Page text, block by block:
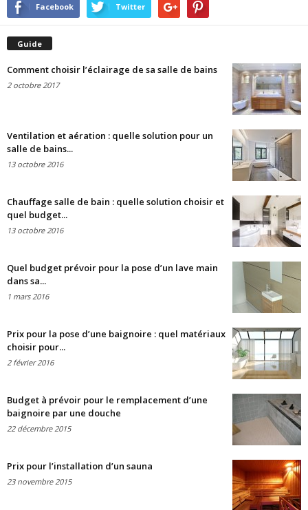
Facebook Twitter
Guide
Comment choisir l’éclairage de sa salle de bains
2 octobre 2017
Ventilation et aération : quelle solution pour un
salle de bains...
13 octobre 2016
Chauffage salle de bain : quelle solution choisir et
quel budget...
13 octobre 2016
Quel budget prévoir pour la pose d’un lave main
dans sa...
1 mars 2016
Prix pour la pose d’une baignoire : quel matériaux
choisir pour...
2 février 2016
Budget à prévoir pour le remplacement d’une
baignoire par une douche
22 décembre 2015
Prix pour l’installation d’un sauna
23 novembre 2015